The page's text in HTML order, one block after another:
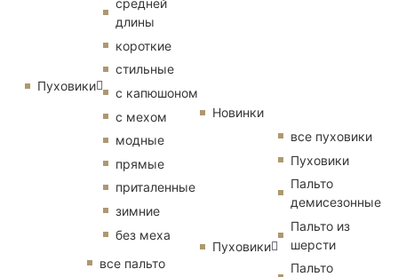
Пуховики
средней
длины
короткие
стильные
с капюшоном
с мехом
модные
прямые
приталенные
зимние
без меха
все пальто
Новинки
Пуховики
все пуховики
Пуховики
Пальто
демисезонные
Пальто из
шерсти
Пальто